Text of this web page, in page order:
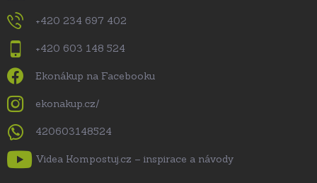
+420 234 697 402
+420 603 148 524
Ekonákup na Facebooku
ekonakup.cz/
420603148524
Videa Kompostuj.cz – inspirace a návody